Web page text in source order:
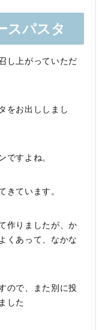
スパスタ
し上がっていただ
をお出ししまし
ですよね。
きています。
作りましたが、か
くあって、なかな
ので、また別に投
した